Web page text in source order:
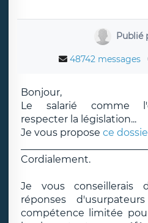
Publié
48742 messages
Bonjour,
Le salarié comme
respecter la législation...
Je vous propose ce
Cordialement.
Je vous conseillerais
réponses
compétence limitée